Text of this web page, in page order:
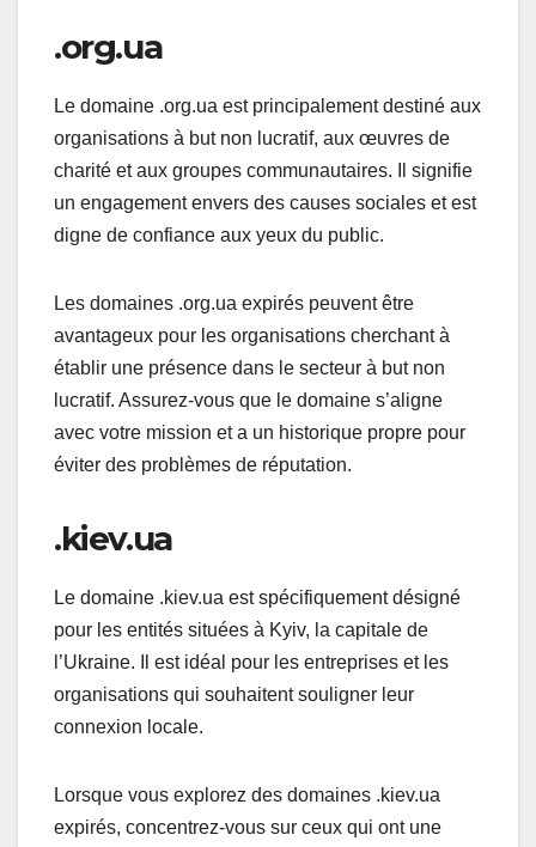
.org.ua
Le domaine .org.ua est principalement destiné aux
organisations à but non lucratif, aux œuvres de
charité et aux groupes communautaires. Il signifie
un engagement envers des causes sociales et est
digne de confiance aux yeux du public.
Les domaines .org.ua expirés peuvent être
avantageux pour les organisations cherchant à
établir une présence dans le secteur à but non
lucratif. Assurez-vous que le domaine s’aligne
avec votre mission et a un historique propre pour
éviter des problèmes de réputation.
.kiev.ua
Le domaine .kiev.ua est spécifiquement désigné
pour les entités situées à Kyiv, la capitale de
l’Ukraine. Il est idéal pour les entreprises et les
organisations qui souhaitent souligner leur
connexion locale.
Lorsque vous explorez des domaines .kiev.ua
expirés, concentrez-vous sur ceux qui ont une